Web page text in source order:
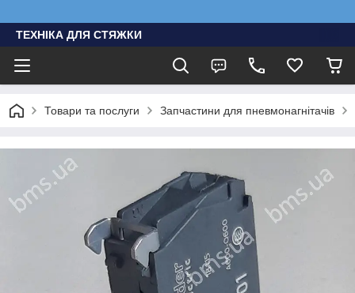
ТЕХНІКА ДЛЯ СТЯЖКИ
Товари та послуги Запчастини для пневмонагнітачів